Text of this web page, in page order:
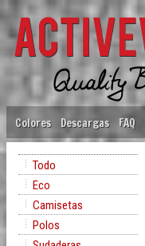
Colores Descargas FAQ
Todo
Eco
Camisetas
Polos